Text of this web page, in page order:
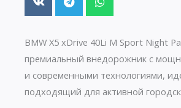
BMW X5 xDrive 40Li M Sport Night
премиальный внедорожник с
и современными технологиями,
подходящий для активной